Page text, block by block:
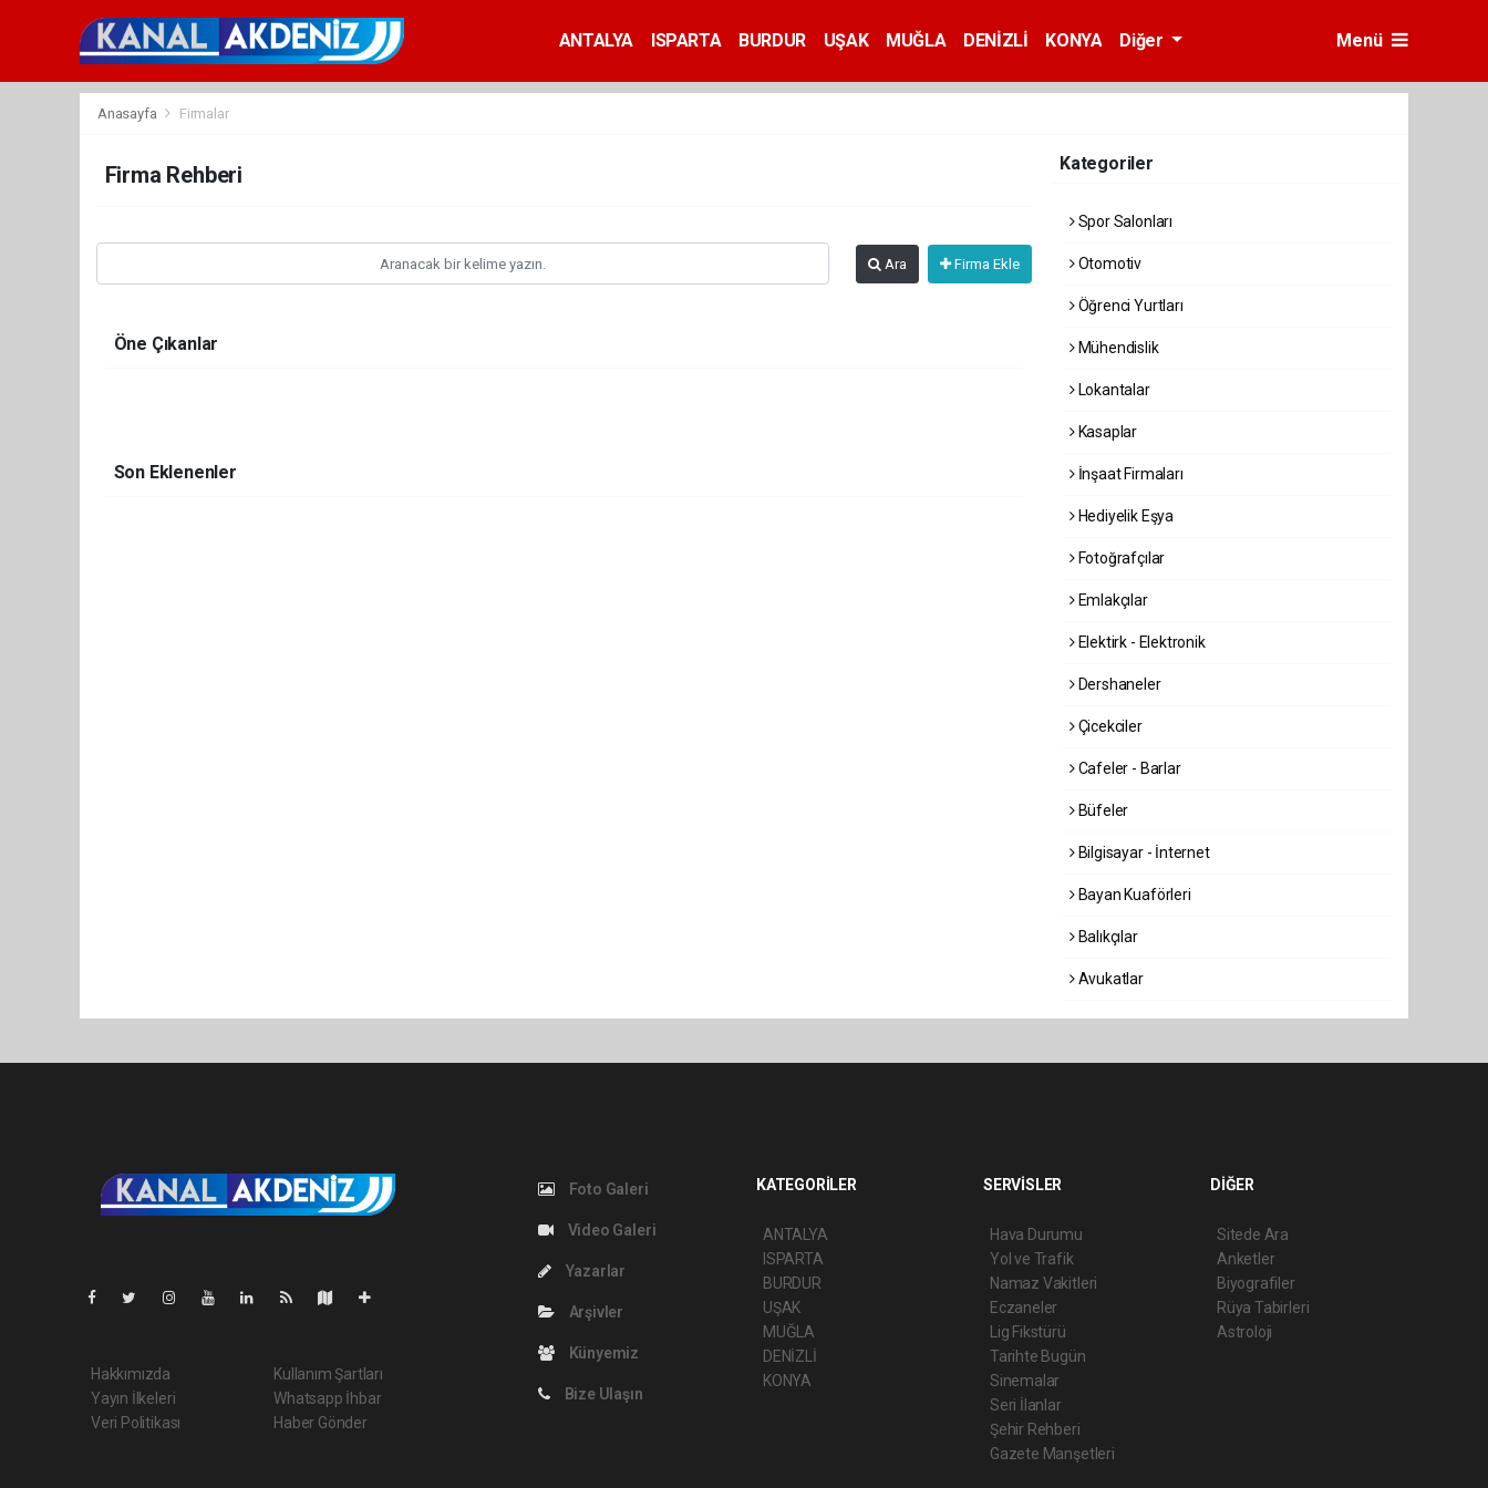
ANTALYA ISPARTA BURDUR UŞAK MUĞLA DENİZLİ KONYA Diğer Menü
Anasayfa Firmalar
Firma Rehberi
Ara Firma Ekle
Öne Çıkanlar
Son Eklenenler
Kategoriler
Spor Salonları
Otomotiv
Öğrenci Yurtları
Mühendislik
Lokantalar
Kasaplar
İnşaat Firmaları
Hediyelik Eşya
Fotoğrafçılar
Emlakçılar
Elektirk - Elektronik
Dershaneler
Çicekciler
Cafeler - Barlar
Büfeler
Bilgisayar - İnternet
Bayan Kuaförleri
Balıkçılar
Avukatlar
Hakkımızda
Yayın İlkeleri
Veri Politikası
Kullanım Şartları
Whatsapp İhbar
Haber Gönder
Foto Galeri
Video Galeri
Yazarlar
Arşivler
Künyemiz
Bize Ulaşın
KATEGORİLER
ANTALYA
ISPARTA
BURDUR
UŞAK
MUĞLA
DENİZLİ
KONYA
SERVİSLER
Hava Durumu
Yol ve Trafik
Namaz Vakitleri
Eczaneler
Lig Fikstürü
Tarihte Bugün
Sinemalar
Seri İlanlar
Şehir Rehberi
Gazete Manşetleri
DİĞER
Sitede Ara
Anketler
Biyografiler
Rüya Tabirleri
Astroloji